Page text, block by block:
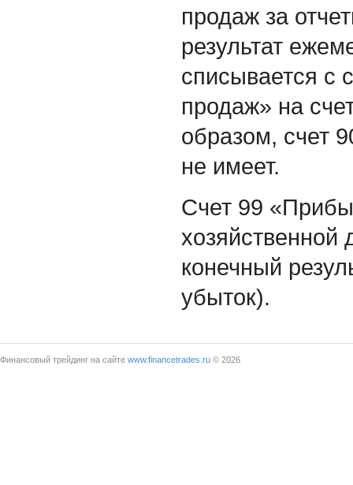
продаж за
результат
списывается с
продаж» на
образом, счет
не имеет.
Счет 99
хозяйственной
конечный
убыток).
Финансовый трейдинг на сайте www.financetrades.ru © 2026